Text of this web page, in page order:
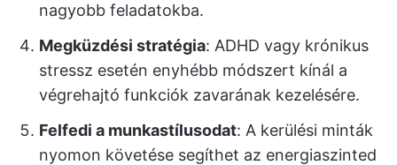
nagyobb feladatokba.
Megküzdési stratégia: ADHD vagy krónikus
stressz esetén enyhébb módszert kínál a
végrehajtó funkciók zavarának kezelésére.
Felfedi a munkastílusodat: A kerülési minták
nyomon követése segíthet az energiaszinted